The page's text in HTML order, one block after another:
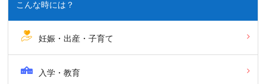
こんな時には？
妊娠・出産・子育て
入学・教育